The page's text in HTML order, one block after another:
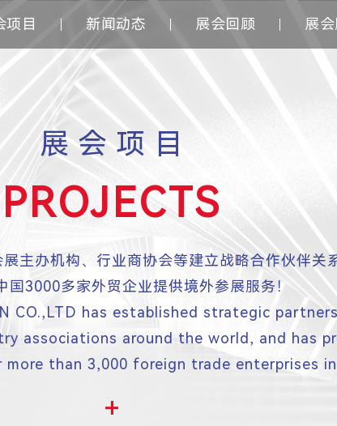
项目 新闻动态 展会回顾 展
展 会 项 目
PROJECTS
主办机构、行业商协会等建立战略合作伙伴关
国3000多家外贸企业提供境外参展服务！
CO.,LTD has established strategic
associations around the world, and has
than 3,000 foreign trade enterprises in
+